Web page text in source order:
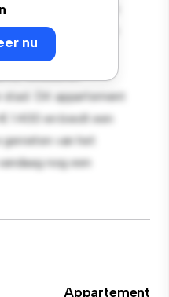
nu
strakke keuken is
Dankzij de
een steenworp
winkels en
stad. Dit appartement
1.400 en biedt een
van het
nog een
Appartement